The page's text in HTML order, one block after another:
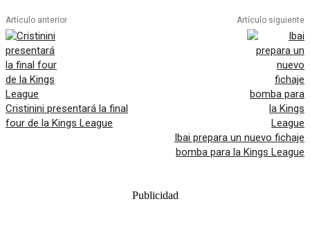
Artículo anterior
Cristinini presentará la final
four de la Kings League
Artículo siguiente
Ibai prepara un nuevo fichaje
bomba para la Kings League
Publicidad